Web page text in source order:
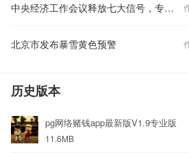
中央经济工作会议释放七大信号，专家火线解读
北京市发布暴雪黄色预警
历史版本
pg网络赌钱app最新版V1.9专业版
11.6MB